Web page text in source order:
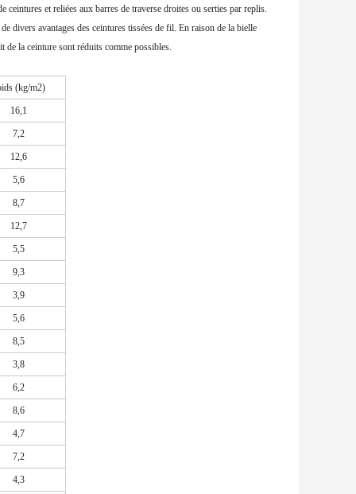
et reliées aux barres de traverse droites ou serties par replis.
divers avantages des ceintures tissées de fil. En raison de la bielle
de la ceinture sont réduits comme possibles.
(kg/m2)
16,1
7,2
12,6
5,6
8,7
12,7
5,5
9,3
3,9
5,6
8,5
3,8
6,2
8,6
4,7
7,2
4,3